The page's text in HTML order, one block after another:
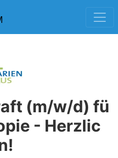
(m/w/d) fü
- Herzlic